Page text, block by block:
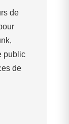
de
public
de